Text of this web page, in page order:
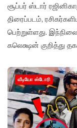
சூப்பர் ஸ்டார்
திரைப்படம்,
பெற்றுள்ளது.
கலெக்ஷன் குறித்து
வீடியோ ஸ்டோரி